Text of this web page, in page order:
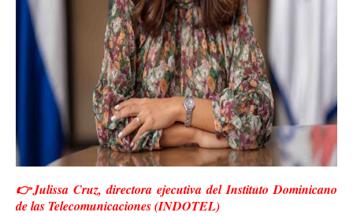
👉Julissa Cruz, directora ejecutiva del Instituto Dominicano
de las Telecomunicaciones (INDOTEL)